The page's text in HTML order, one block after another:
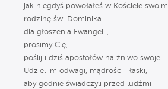
jak niegdyś powołałeś w Kościele swoim
rodzinę św. Dominika
dla głoszenia Ewangelii,
prosimy Cię,
poślij i dziś apostołów na żniwo swoje.
Udziel im odwagi, mądrości i łaski,
aby godnie świadczyli przed ludźmi